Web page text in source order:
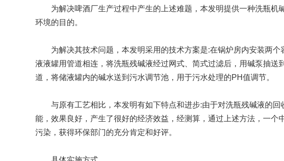
Glory-3/F3极智版全
自动洗瓶机
Glory-3/F3经典版全
自动洗瓶机
Glory-2/F2实验室洗
瓶机
A系列
GMP-2000清洗机 GMP-2500清洗机
为解决啤酒厂生产过程中产生的上述难题，本发明提供一种洗瓶机
环境的目的。
为解决其技术问题，本发明采用的技术方案是:在锅炉房内安装两个
液液罐用管道相连，将洗瓶残碱液经过网式、简式过滤后，用碱泵抽
道，将储液罐内的碱水送到污水调节池，用于污水处理的PH值调节。
与原有工艺相比，本发明有如下特点和进步:由于对洗瓶残碱液的回
能，效果良好，产生了很好的经济效益，经测算，通过上述方法，一
污染，获得环保部门的充分肯定和好评。